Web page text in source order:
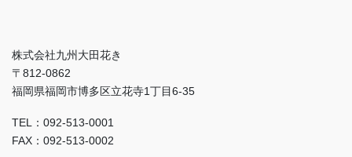
株式会社九州大田花き
〒812-0862
福岡県福岡市博多区立花寺1丁目6-35
TEL：092-513-0001
FAX：092-513-0002